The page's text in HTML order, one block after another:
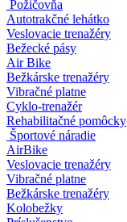
Požičovňa
Autotrakčné lehátko
Veslovacie trenažéry
Bežecké pásy
Air Bike
Bežkárske trenažéry
Vibračné platne
Cyklo-trenažér
Rehabilitačné pomôcky
Športové náradie
AirBike
Veslovacie trenažéry
Vibračné platne
Bežkárske trenažéry
Kolobežky